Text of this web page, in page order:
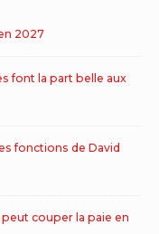
2027
font la part belle aux
fonctions de David
couper la paie en